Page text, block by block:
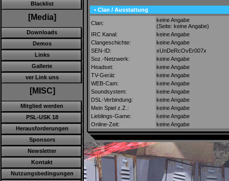
Blacklist
[Media]
Downloads
Demos
Links
Gallerie
ver Link uns
[MISC]
Mitglied werden
PSL-USK 18
Herausforderungen
Sponsors
Newsletter
Kontakt
Nutzungsbedingungen
• Clan / Ausstattung
Clan:
keine Angabe
(Seite: keine Angabe)
IRC Kanal:
keine Angabe
Clangeschichte:
keine Angabe
SEN-ID:
xUnDeRcOvEr007x
Soz.-Netzwerk:
keine Angabe
Headset:
keine Angabe
TV-Gerät:
keine Angabe
WEB-Cam:
keine Angabe
Soundsystem:
keine Angabe
DSL-Verbindung:
keine Angabe
Mein Spiel z.Z.:
keine Angabe
Lieblings-Game:
keine Angabe
Online-Zeit:
keine Angabe